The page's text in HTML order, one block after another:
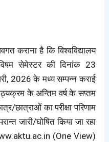
कराना है कि विश्वविद्यालय
सेमेस्टर की दिनांक 23
2026 के मध्य सम्पन्न कराई
के अन्तिम वर्ष के सप्तम
छात्राओं का परीक्षा परिणाम
जारी/घोषित किया जा रहा
(One View)